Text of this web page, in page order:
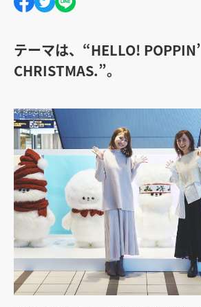
テーマは、“HELLO! POPPIN’
CHRISTMAS.”。